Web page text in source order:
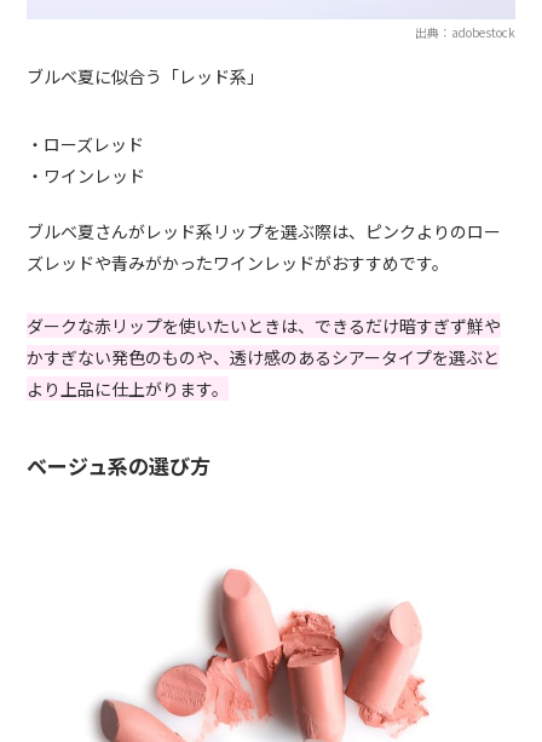
出典：adobestock
ブルベ夏に似合う「レッド系」
・ローズレッド
・ワインレッド
ブルベ夏さんがレッド系リップを選ぶ際は、ピンクよりのロー
ズレッドや青みがかったワインレッドがおすすめです。
ダークな赤リップを使いたいときは、できるだけ暗すぎず鮮や
かすぎない発色のものや、透け感のあるシアータイプを選ぶと
より上品に仕上がります。
ベージュ系の選び方